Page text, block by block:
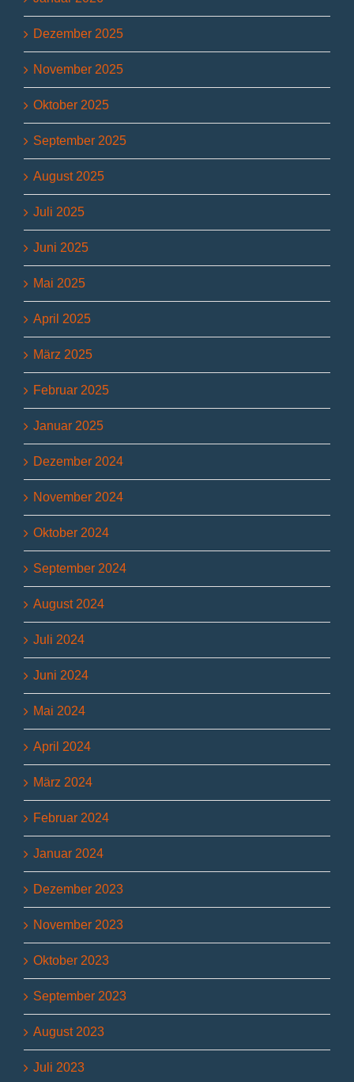
Dezember 2025
November 2025
Oktober 2025
September 2025
August 2025
Juli 2025
Juni 2025
Mai 2025
April 2025
März 2025
Februar 2025
Januar 2025
Dezember 2024
November 2024
Oktober 2024
September 2024
August 2024
Juli 2024
Juni 2024
Mai 2024
April 2024
März 2024
Februar 2024
Januar 2024
Dezember 2023
November 2023
Oktober 2023
September 2023
August 2023
Juli 2023